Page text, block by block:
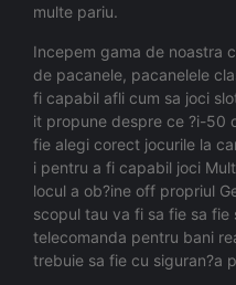
multe pariu.
Incepem gama de noastra
de pacanele, pacanelele
fi capabil afli cum sa joci
it propune despre ce ?i-50
fie alegi corect jocurile la
i pentru a fi capabil joci
locul a ob?ine off propriul
scopul tau va fi sa fie sa fie
telecomanda pentru bani
trebuie sa fie cu siguran?a